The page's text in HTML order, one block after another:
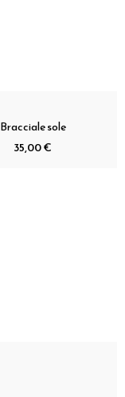
Bracciale sole
35,00 €